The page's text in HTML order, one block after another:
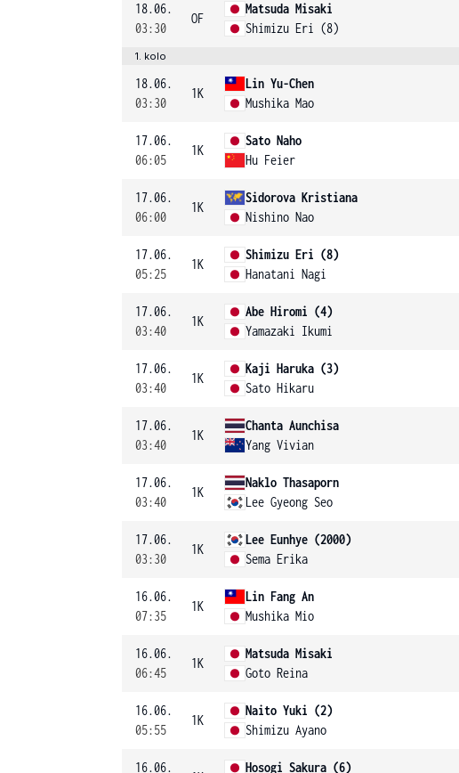
18.06.
03:30
OF
Matsuda Misaki
Shimizu Eri (8)
1. kolo
18.06.
03:30
1K
Lin Yu-Chen
Mushika Mao
17.06.
06:05
1K
Sato Naho
Hu Feier
17.06.
06:00
1K
Sidorova Kristiana
Nishino Nao
17.06.
05:25
1K
Shimizu Eri (8)
Hanatani Nagi
17.06.
03:40
1K
Abe Hiromi (4)
Yamazaki Ikumi
17.06.
03:40
1K
Kaji Haruka (3)
Sato Hikaru
17.06.
03:40
1K
Chanta Aunchisa
Yang Vivian
17.06.
03:40
1K
Naklo Thasaporn
Lee Gyeong Seo
17.06.
03:30
1K
Lee Eunhye (2000)
Sema Erika
16.06.
07:35
1K
Lin Fang An
Mushika Mio
16.06.
06:45
1K
Matsuda Misaki
Goto Reina
16.06.
05:55
1K
Naito Yuki (2)
Shimizu Ayano
16.06. Hosogi Sakura (6)